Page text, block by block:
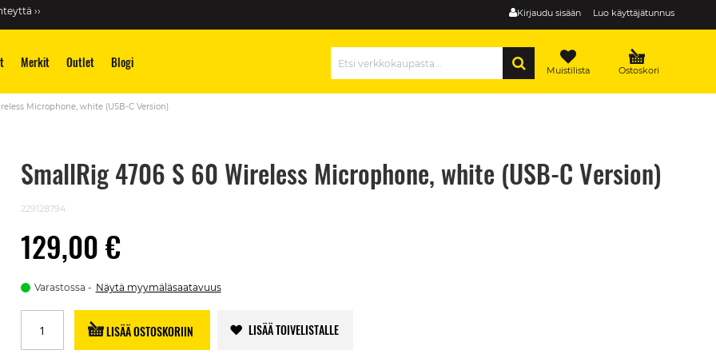
Kirjaudu sisään Luo käyttäjätunnus
››
Merkit Outlet Blogi Ostoskori
Muistilista
Microphone, white (USB-C Version)
SmallRig 4706 S 60 Wireless Microphone, white (USB-C Version)
229128794
129,00 €
Varastossa Näytä myymäläsaatavuus
LISÄÄ OSTOSKORIIN LISÄÄ TOIVELISTALLE